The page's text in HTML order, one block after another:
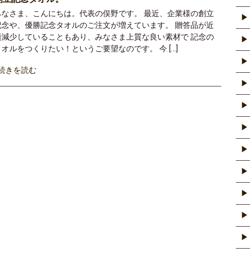
さま、こんにちは。代表の俣野です。 最近、企業様の創立
や、優勝記念タオルのご注文が増えています。 贈答品が近
少していることもあり、みなさま上質な良い素材で 記念の
ルをつくりたい！というご要望なのです。 今 […]
きを読む